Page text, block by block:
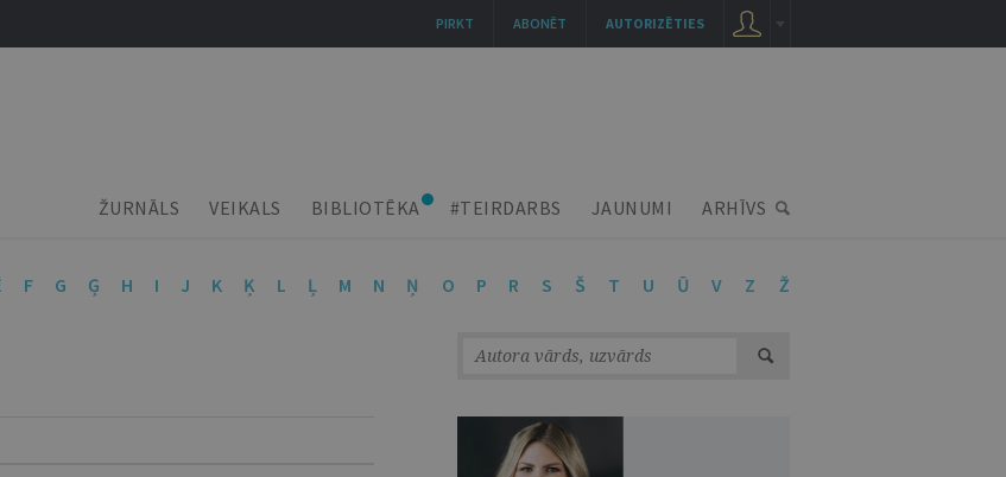
ŽURNĀLS VEIKALS BIBLIOTĒKA #TEIRDARBS JAUNUMI ARHĪVS
F G Ģ H I J K Ķ L Ļ M N Ņ O P R S Š T U Ū V Z Ž
AUTORIZĒTIES
ABONĒT
PIRKT